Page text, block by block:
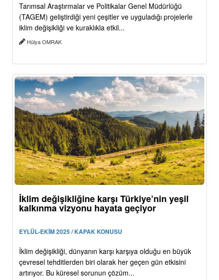
Tarımsal Araştırmalar ve Politikalar Genel Müdürlüğü
(TAGEM) geliştirdiği yeni çeşitler ve uyguladığı projelerle
iklim değişikliği ve kuraklıkla etkil...
Hülya OMRAK
İklim değişikliğine karşı Türkiye’nin yeşil
kalkınma vizyonu hayata geçiyor
EYLÜL-EKİM 2025 / KAPAK KONUSU
İklim değişikliği, dünyanın karşı karşıya olduğu en büyük
çevresel tehditlerden biri olarak her geçen gün etkisini
artırıyor. Bu küresel sorunun çözüm...